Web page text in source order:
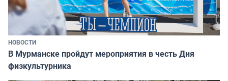
НОВОСТИ
В Мурманске пройдут мероприятия в честь Дня
физкультурника